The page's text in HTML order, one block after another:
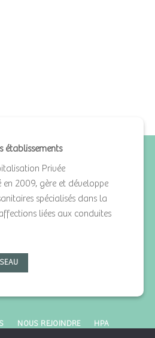
établissements
Privée
2009, gère et développe
spécialisés dans la
liées aux conduites
NOUS REJOINDRE HPA